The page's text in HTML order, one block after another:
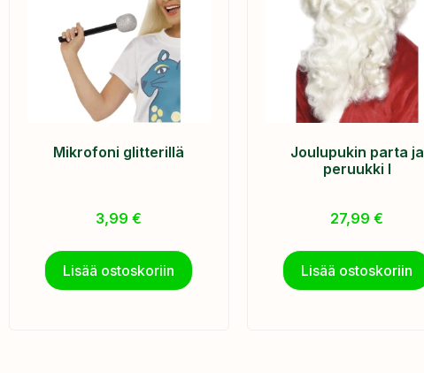
Mikrofoni glitterillä
3,99€
Lisää ostoskoriin
Joulupukin parta ja
peruukki I
27,99€
Lisää ostoskoriin